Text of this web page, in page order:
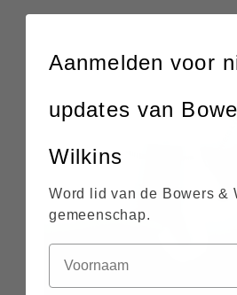
Aanmelden voor
updates van
Wilkins
Word lid van de Bowers &
gemeenschap.